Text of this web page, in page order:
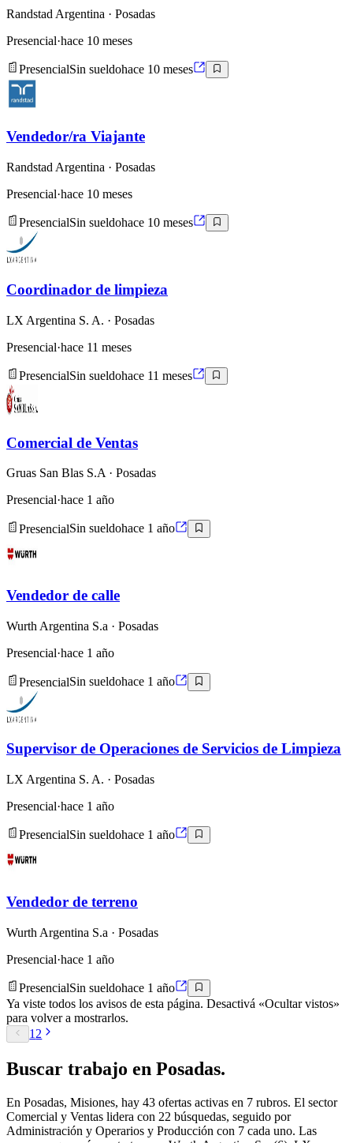
Randstad Argentina · Posadas
Presencial·hace 10 meses
PresencialSin sueldohace 10 meses
Vendedor/ra Viajante
Randstad Argentina · Posadas
Presencial·hace 10 meses
PresencialSin sueldohace 10 meses
Coordinador de limpieza
LX Argentina S. A. · Posadas
Presencial·hace 11 meses
PresencialSin sueldohace 11 meses
Comercial de Ventas
Gruas San Blas S.A· Posadas
Presencial·hace 1 año
PresencialSin sueldohace 1 año
Vendedor de calle
Wurth Argentina S.a · Posadas
Presencial·hace 1 año
PresencialSin sueldohace 1 año
Supervisor de Operaciones de Servicios de Limpieza
LX Argentina S. A. · Posadas
Presencial·hace 1 año
PresencialSin sueldohace 1 año
Vendedor de terreno
Wurth Argentina S.a · Posadas
Presencial·hace 1 año
PresencialSin sueldohace 1 año
Ya viste todos los avisos de esta página. Desactivá «Ocultar vistos»
para volver a mostrarlos.
1 2
Buscar trabajo en Posadas.
En Posadas, Misiones, hay 43 ofertas activas en 7 rubros. El sector
Comercial y Ventas lidera con 22 búsquedas, seguido por
Administración y Operarios y Producción con 7 cada uno. Las